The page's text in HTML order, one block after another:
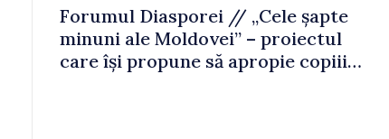
Forumul Diasporei // „Cele șapte
minuni ale Moldovei” – proiectul
care își propune să apropie copiii